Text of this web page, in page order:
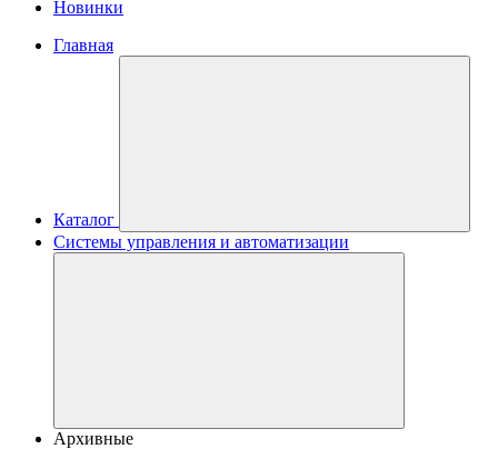
Новинки
Главная
Каталог
Системы управления и автоматизации
Архивные